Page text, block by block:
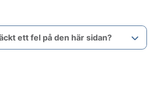
ett fel på den här sidan?